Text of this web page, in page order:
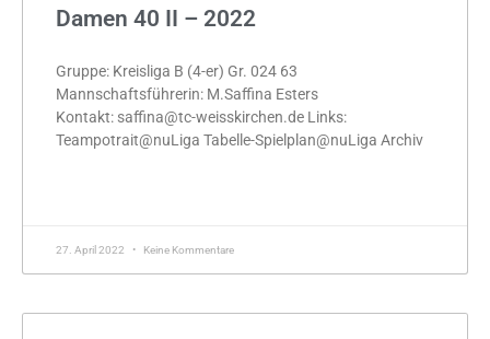
Damen 40 II – 2022
Gruppe: Kreisliga B (4-er) Gr. 024 63
Mannschaftsführerin: M.Saffina Esters
Kontakt: saffina@tc-weisskirchen.de Links:
Teampotrait@nuLiga Tabelle-Spielplan@nuLiga Archiv
27. April 2022 Keine Kommentare